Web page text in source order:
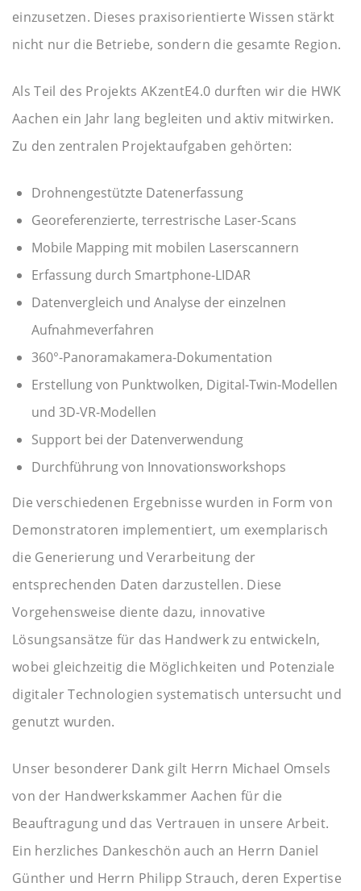
einzusetzen. Dieses praxisorientierte Wissen stärkt
nicht nur die Betriebe, sondern die gesamte Region.
Als Teil des Projekts AKzentE4.0 durften wir die HWK
Aachen ein Jahr lang begleiten und aktiv mitwirken.
Zu den zentralen Projektaufgaben gehörten:
Drohnengestützte Datenerfassung
Georeferenzierte, terrestrische Laser-Scans
Mobile Mapping mit mobilen Laserscannern
Erfassung durch Smartphone-LIDAR
Datenvergleich und Analyse der einzelnen
Aufnahmeverfahren
360°-Panoramakamera-Dokumentation
Erstellung von Punktwolken, Digital-Twin-Modellen
und 3D-VR-Modellen
Support bei der Datenverwendung
Durchführung von Innovationsworkshops
Die verschiedenen Ergebnisse wurden in Form von
Demonstratoren implementiert, um exemplarisch
die Generierung und Verarbeitung der
entsprechenden Daten darzustellen. Diese
Vorgehensweise diente dazu, innovative
Lösungsansätze für das Handwerk zu entwickeln,
wobei gleichzeitig die Möglichkeiten und Potenziale
digitaler Technologien systematisch untersucht und
genutzt wurden.
Unser besonderer Dank gilt Herrn Michael Omsels
von der Handwerkskammer Aachen für die
Beauftragung und das Vertrauen in unsere Arbeit.
Ein herzliches Dankeschön auch an Herrn Daniel
Günther und Herrn Philipp Strauch, deren Expertise